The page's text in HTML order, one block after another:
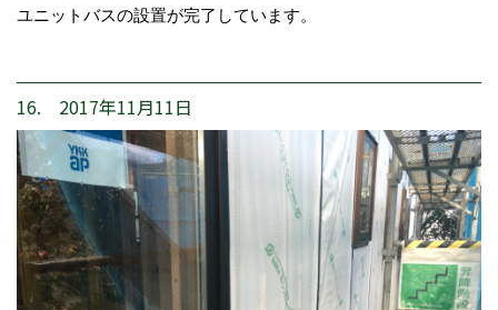
ユニットバスの設置が完了しています。
16. 2017年11月11日